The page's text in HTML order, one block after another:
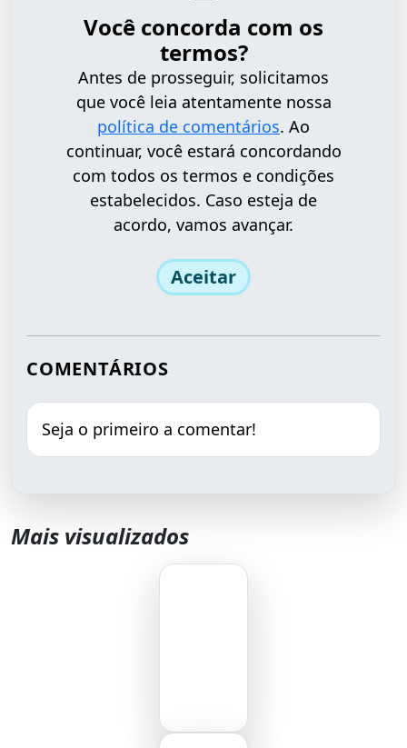
Você concorda com os
termos?
Antes de prosseguir, solicitamos
que você leia atentamente nossa
política de comentários. Ao
continuar, você estará concordando
com todos os termos e condições
estabelecidos. Caso esteja de
acordo, vamos avançar.
Aceitar
COMENTÁRIOS
Seja o primeiro a comentar!
Mais visualizados